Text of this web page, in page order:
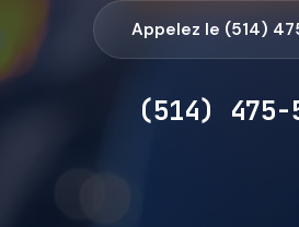
Appelez le (514)
(514) 475-